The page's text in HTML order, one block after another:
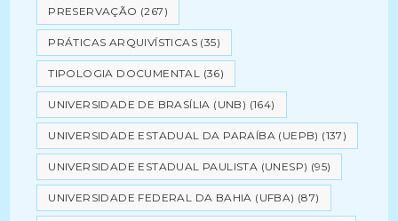
PRESERVAÇÃO (267)
PRÁTICAS ARQUIVÍSTICAS (35)
TIPOLOGIA DOCUMENTAL (36)
UNIVERSIDADE DE BRASÍLIA (UNB) (164)
UNIVERSIDADE ESTADUAL DA PARAÍBA (UEPB) (137)
UNIVERSIDADE ESTADUAL PAULISTA (UNESP) (95)
UNIVERSIDADE FEDERAL DA BAHIA (UFBA) (87)